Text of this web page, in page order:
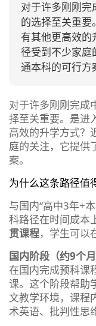
对于许多刚刚
的选择至关重要
有其他更高效
径受到不少家庭
通本科的可行方
对于许多刚刚完成
择至关重要。是进
高效的升学方式？
庭的关注，它提供
案。
为什么这条路径值
与国内“高中3年+
科路径在时间成本
贯课程，学生可以
国内阶段（约9个月
在国内完成预科课
课。这个阶段帮助
文教学环境，课程
术英语、批判性思